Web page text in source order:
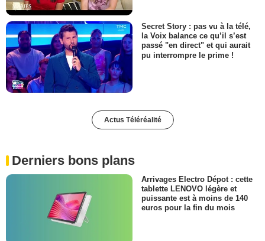
Secret Story : pas vu à la télé,
la Voix balance ce qu’il s’est
passé "en direct" et qui aurait
pu interrompre le prime !
Actus Téléréalité
Derniers bons plans
Arrivages Electro Dépot : cette
tablette LENOVO légère et
puissante est à moins de 140
euros pour la fin du mois